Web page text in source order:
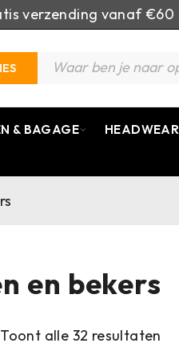
verzending vanaf €60
& BAGAGE HEADWEAR
en bekers
Toont alle 32 resultaten